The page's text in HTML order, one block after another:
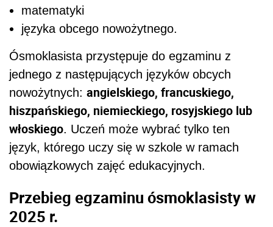
matematyki
języka obcego nowożytnego.
Ósmoklasista przystępuje do egzaminu z
jednego z następujących języków obcych
nowożytnych: angielskiego, francuskiego,
hiszpańskiego, niemieckiego, rosyjskiego lub
włoskiego. Uczeń może wybrać tylko ten
język, którego uczy się w szkole w ramach
obowiązkowych zajęć edukacyjnych.
Przebieg egzaminu ósmoklasisty w
2025 r.